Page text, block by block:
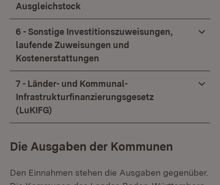
Ausgleichstock
6 - Sonstige Investitionszuweisungen,
laufende Zuweisungen und
Kostenerstattungen
7 - Länder- und Kommunal-
Infrastrukturfinanzierungsgesetz
(LuKIFG)
Die Ausgaben der Kommunen
Den Einnahmen stehen die Ausgaben gegenüber.